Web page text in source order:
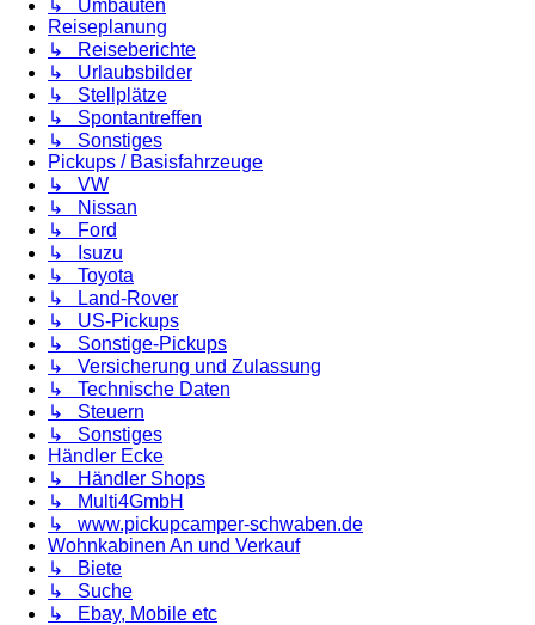
↳ Umbauten
Reiseplanung
↳ Reiseberichte
↳ Urlaubsbilder
↳ Stellplätze
↳ Spontantreffen
↳ Sonstiges
Pickups / Basisfahrzeuge
↳ VW
↳ Nissan
↳ Ford
↳ Isuzu
↳ Toyota
↳ Land-Rover
↳ US-Pickups
↳ Sonstige-Pickups
↳ Versicherung und Zulassung
↳ Technische Daten
↳ Steuern
↳ Sonstiges
Händler Ecke
↳ Händler Shops
↳ Multi4GmbH
↳ www.pickupcamper-schwaben.de
Wohnkabinen An und Verkauf
↳ Biete
↳ Suche
↳ Ebay, Mobile etc